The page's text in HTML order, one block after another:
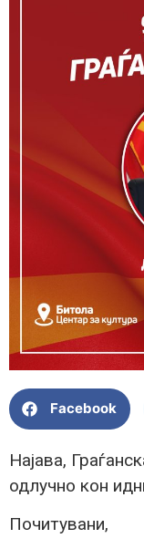
Facebook
Најава,
одлучно кон
Почитувани,